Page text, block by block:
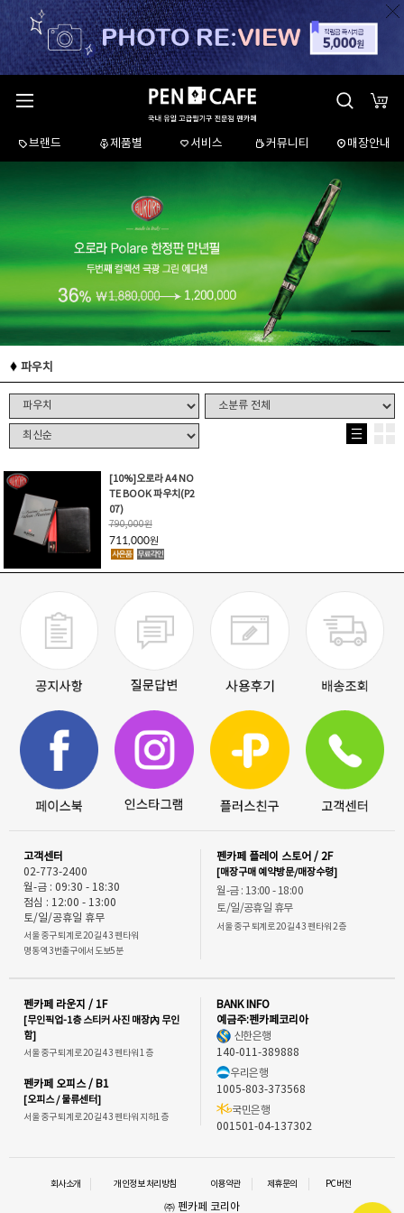
브랜드 제품별 서비스 커뮤니티 매장안내
파우치
[10%]오로라 A4 NO
TE BOOK 파우치(P2
07)
790,000원
711,000원
고객센터
02-773-2400
월-금 : 09:30 - 18:30
점심 : 12:00 - 13:00
토/일/공휴일 휴무
서울 중구 퇴계로 20길 43 펜타워
명동역 3번출구에서 도보5분
펜카페 플레이 스토어 / 2F
[매장구매 예약방문/매장수령]
월-금 : 13:00 - 18:00
토/일/공휴일 휴무
서울 중구 퇴계로 20길 43 펜타워 2층
펜카페 라운지 / 1F
[무인픽업-1층 스티커 사진 매장內 무인
함]
서울 중구 퇴계로 20길 43 펜타워 1층
펜카페 오피스 / B1
[오피스 / 물류센터]
서울 중구 퇴계로 20길 43 펜타워 지하1층
BANK INFO
예금주:펜카페코리아
신한은행
140-011-389888
우리은행
1005-803-373568
국민은행
001501-04-137302
회사소개 개인정보 처리방침 이용약관 제휴문의 PC버전
㈜ 펜카페 코리아